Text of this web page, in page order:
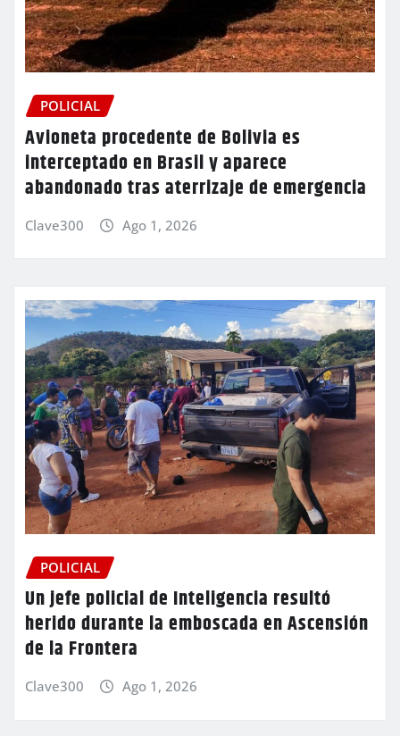
POLICIAL
Avioneta procedente de Bolivia es
interceptado en Brasil y aparece
abandonado tras aterrizaje de emergencia
Clave300 Ago 1, 2026
POLICIAL
Un jefe policial de Inteligencia resultó
herido durante la emboscada en Ascensión
de la Frontera
Clave300 Ago 1, 2026